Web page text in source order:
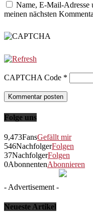
Name, E-Mail-Adresse
meinen nächsten
CAPTCHA Code *
Folge uns
9,473FansGefällt mir
546NachfolgerFolgen
37NachfolgerFolgen
0AbonnentenAbonnieren
- Advertisement -
Neueste Artikel